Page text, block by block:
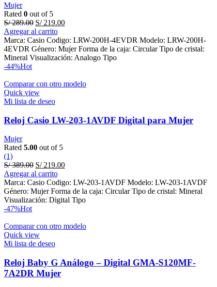
Mujer
Rated 0 out of 5
S/289.00 Original
price
was:
S/ 289.00.
S/219.00Current
is:
S/ 219.00.
Agregar al carrito
Marca: Casio Codigo: LRW-200H-4EVDR Modelo: LRW-200H-
4EVDR Género: Mujer Forma de la caja: Circular Tipo de cristal:
Mineral Visualización: Analogo Tipo
-44%Hot
Comparar con otro modelo
Quick view
Mi lista de deseo
Reloj Casio LW-203-1AVDF Digital para Mujer
Mujer
Rated 5.00 out of 5
(1)
S/389.00 Original
price
was:
S/ 389.00.
S/219.00Current
is:
S/ 219.00.
Agregar al carrito
Marca: Casio Codigo: LW-203-1AVDF Modelo: LW-203-1AVDF
Género: Mujer Forma de la caja: Circular Tipo de cristal: Mineral
Visualización: Digital Tipo
-47%Hot
Comparar con otro modelo
Quick view
Mi lista de deseo
Reloj Baby G Análogo – Digital GMA-S120MF-
7A2DR Mujer